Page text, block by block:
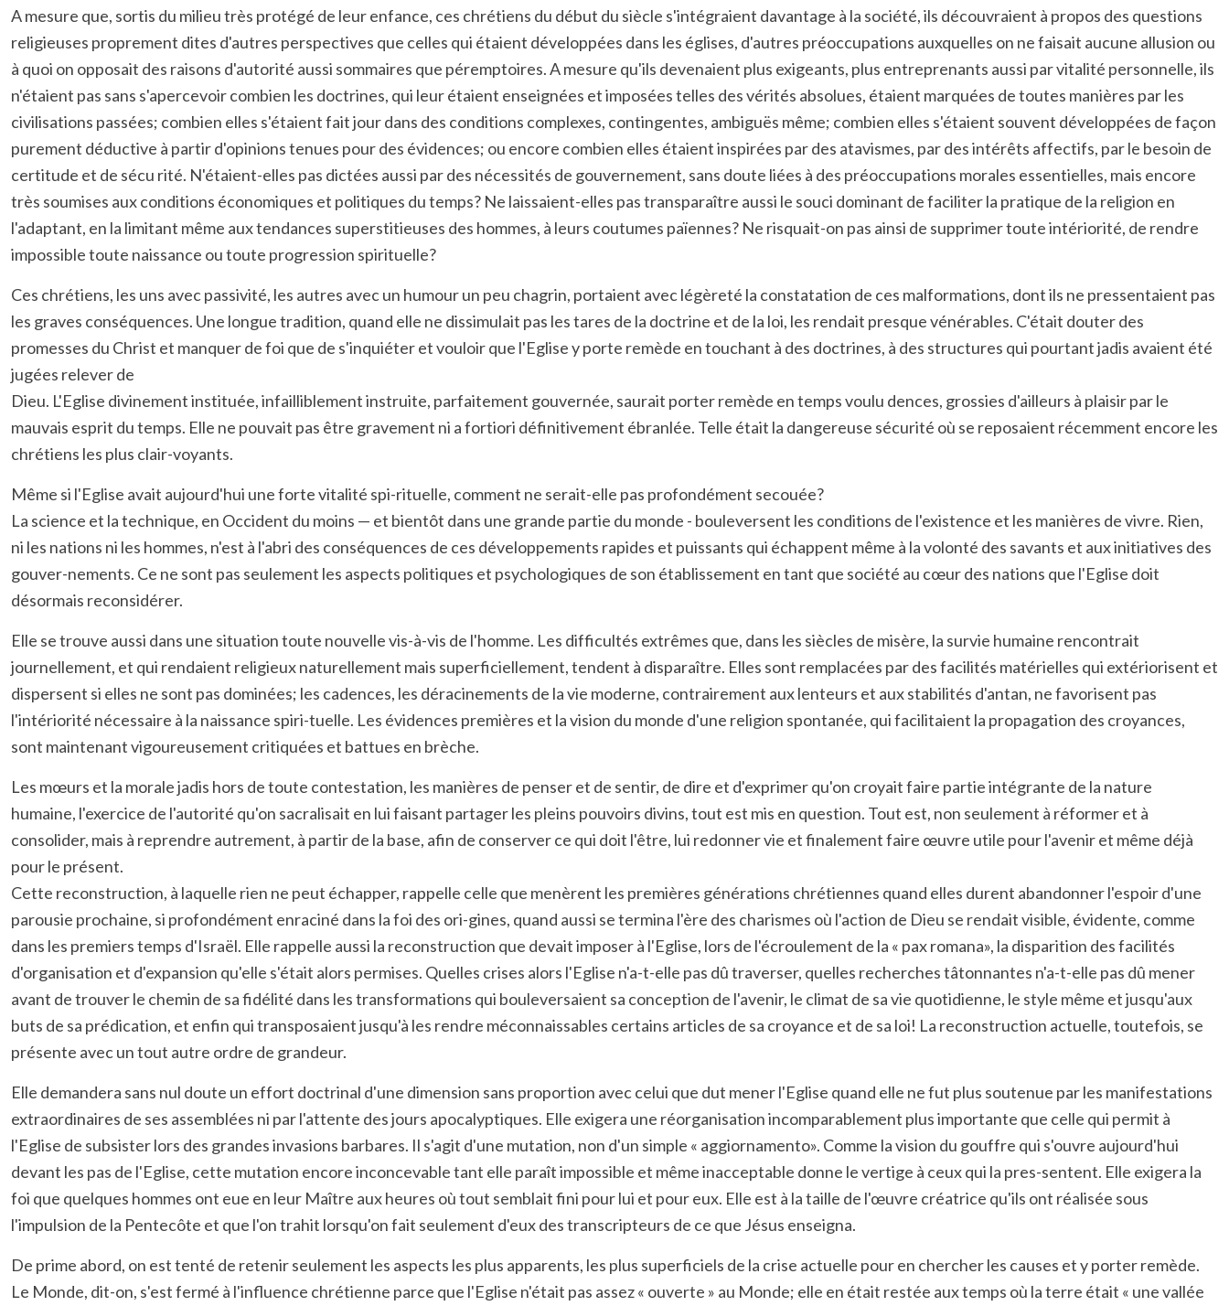
A mesure que, sortis du milieu très protégé de leur enfance, ces chrétiens du début du siècle s'intégraient davantage à la société, ils découvraient à propos des questions
religieuses proprement dites d'autres perspectives que celles qui étaient développées dans les églises, d'autres préoccupations auxquelles on ne faisait aucune allusion ou
à quoi on opposait des raisons d'autorité aussi sommaires que péremptoires. A mesure qu'ils devenaient plus exigeants, plus entreprenants aussi par vitalité personnelle, ils
n'étaient pas sans s'apercevoir combien les doctrines, qui leur étaient enseignées et imposées telles des vérités absolues, étaient marquées de toutes manières par les
civilisations passées; combien elles s'étaient fait jour dans des conditions complexes, contingentes, ambiguës même; combien elles s'étaient souvent développées de façon
purement déductive à partir d'opinions tenues pour des évidences; ou encore combien elles étaient inspirées par des atavismes, par des intérêts affectifs, par le besoin de
certitude et de sécu rité. N'étaient-elles pas dictées aussi par des nécessités de gouvernement, sans doute liées à des préoccupations morales essentielles, mais encore
très soumises aux conditions économiques et politiques du temps? Ne laissaient-elles pas transparaître aussi le souci dominant de faciliter la pratique de la religion en
l'adaptant, en la limitant même aux tendances superstitieuses des hommes, à leurs coutumes païennes? Ne risquait-on pas ainsi de supprimer toute intériorité, de rendre
impossible toute naissance ou toute progression spirituelle?
Ces chrétiens, les uns avec passivité, les autres avec un humour un peu chagrin, portaient avec légèreté la constatation de ces malformations, dont ils ne pressentaient pas
les graves conséquences. Une longue tradition, quand elle ne dissimulait pas les tares de la doctrine et de la loi, les rendait presque vénérables. C'était douter des
promesses du Christ et manquer de foi que de s'inquiéter et vouloir que l'Eglise y porte remède en touchant à des doctrines, à des structures qui pourtant jadis avaient été
jugées relever de
Dieu. L'Eglise divinement instituée, infailliblement instruite, parfaitement gouvernée, saurait porter remède en temps voulu dences, grossies d'ailleurs à plaisir par le
mauvais esprit du temps. Elle ne pouvait pas être gravement ni a fortiori définitivement ébranlée. Telle était la dangereuse sécurité où se reposaient récemment encore les
chrétiens les plus clair-voyants.
Même si l'Eglise avait aujourd'hui une forte vitalité spi-rituelle, comment ne serait-elle pas profondément secouée?
La science et la technique, en Occident du moins — et bientôt dans une grande partie du monde - bouleversent les conditions de l'existence et les manières de vivre. Rien,
ni les nations ni les hommes, n'est à l'abri des conséquences de ces développements rapides et puissants qui échappent même à la volonté des savants et aux initiatives des
gouver-nements. Ce ne sont pas seulement les aspects politiques et psychologiques de son établissement en tant que société au cœur des nations que l'Eglise doit
désormais reconsidérer.
Elle se trouve aussi dans une situation toute nouvelle vis-à-vis de l'homme. Les difficultés extrêmes que, dans les siècles de misère, la survie humaine rencontrait
journellement, et qui rendaient religieux naturellement mais superficiellement, tendent à disparaître. Elles sont remplacées par des facilités matérielles qui extériorisent et
dispersent si elles ne sont pas dominées; les cadences, les déracinements de la vie moderne, contrairement aux lenteurs et aux stabilités d'antan, ne favorisent pas
l'intériorité nécessaire à la naissance spiri-tuelle. Les évidences premières et la vision du monde d'une religion spontanée, qui facilitaient la propagation des croyances,
sont maintenant vigoureusement critiquées et battues en brèche.
Les mœurs et la morale jadis hors de toute contestation, les manières de penser et de sentir, de dire et d'exprimer qu'on croyait faire partie intégrante de la nature
humaine, l'exercice de l'autorité qu'on sacralisait en lui faisant partager les pleins pouvoirs divins, tout est mis en question. Tout est, non seulement à réformer et à
consolider, mais à reprendre autrement, à partir de la base, afin de conserver ce qui doit l'être, lui redonner vie et finalement faire œuvre utile pour l'avenir et même déjà
pour le présent.
Cette reconstruction, à laquelle rien ne peut échapper, rappelle celle que menèrent les premières générations chrétiennes quand elles durent abandonner l'espoir d'une
parousie prochaine, si profondément enraciné dans la foi des ori-gines, quand aussi se termina l'ère des charismes où l'action de Dieu se rendait visible, évidente, comme
dans les premiers temps d'Israël. Elle rappelle aussi la reconstruction que devait imposer à l'Eglise, lors de l'écroulement de la « pax romana», la disparition des facilités
d'organisation et d'expansion qu'elle s'était alors permises. Quelles crises alors l'Eglise n'a-t-elle pas dû traverser, quelles recherches tâtonnantes n'a-t-elle pas dû mener
avant de trouver le chemin de sa fidélité dans les transformations qui bouleversaient sa conception de l'avenir, le climat de sa vie quotidienne, le style même et jusqu'aux
buts de sa prédication, et enfin qui transposaient jusqu'à les rendre méconnaissables certains articles de sa croyance et de sa loi! La reconstruction actuelle, toutefois, se
présente avec un tout autre ordre de grandeur.
Elle demandera sans nul doute un effort doctrinal d'une dimension sans proportion avec celui que dut mener l'Eglise quand elle ne fut plus soutenue par les manifestations
extraordinaires de ses assemblées ni par l'attente des jours apocalyptiques. Elle exigera une réorganisation incomparablement plus importante que celle qui permit à
l'Eglise de subsister lors des grandes invasions barbares. Il s'agit d'une mutation, non d'un simple « aggiornamento». Comme la vision du gouffre qui s'ouvre aujourd'hui
devant les pas de l'Eglise, cette mutation encore inconcevable tant elle paraît impossible et même inacceptable donne le vertige à ceux qui la pres-sentent. Elle exigera la
foi que quelques hommes ont eue en leur Maître aux heures où tout semblait fini pour lui et pour eux. Elle est à la taille de l'œuvre créatrice qu'ils ont réalisée sous
l'impulsion de la Pentecôte et que l'on trahit lorsqu'on fait seulement d'eux des transcripteurs de ce que Jésus enseigna.
De prime abord, on est tenté de retenir seulement les aspects les plus apparents, les plus superficiels de la crise actuelle pour en chercher les causes et y porter remède.
Le Monde, dit-on, s'est fermé à l'influence chrétienne parce que l'Eglise n'était pas assez « ouverte » au Monde; elle en était restée aux temps où la terre était « une vallée